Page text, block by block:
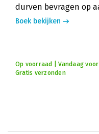
durven bevragen op
Boek bekijken
Op voorraad | Vandaag
Gratis verzonden